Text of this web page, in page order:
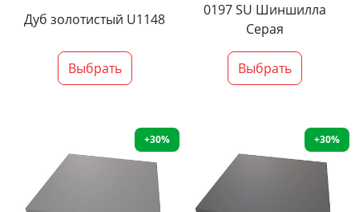
Дуб золотистый U1148
Выбрать
0197 SU Шиншилла
Серая
Выбрать
+30% +30%